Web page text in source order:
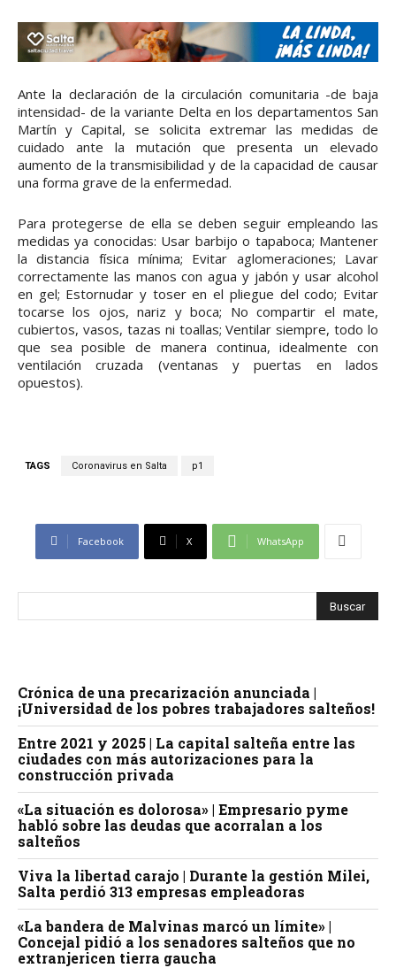
Ante la declaración de la circulación comunitaria -de baja
intensidad- de la variante Delta en los departamentos San
Martín y Capital, se solicita extremar las medidas de
cuidado ante la mutación que presenta un elevado
aumento de la transmisibilidad y de la capacidad de causar
una forma grave de la enfermedad.
Para protegerse de ella se deben seguir empleando las
medidas ya conocidas: Usar barbijo o tapaboca; Mantener
la distancia física mínima; Evitar aglomeraciones; Lavar
correctamente las manos con agua y jabón y usar alcohol
en gel; Estornudar y toser en el pliegue del codo; Evitar
tocarse los ojos, nariz y boca; No compartir el mate,
cubiertos, vasos, tazas ni toallas; Ventilar siempre, todo lo
que sea posible de manera continua, idealmente con
ventilación cruzada (ventanas y puertas en lados
opuestos).
TAGS Coronavirus en Salta p1
Facebook X WhatsApp
Crónica de una precarización anunciada |
¡Universidad de los pobres trabajadores salteños!
Entre 2021 y 2025 | La capital salteña entre las
ciudades con más autorizaciones para la
construcción privada
«La situación es dolorosa» | Empresario pyme
habló sobre las deudas que acorralan a los
salteños
Viva la libertad carajo | Durante la gestión Milei,
Salta perdió 313 empresas empleadoras
«La bandera de Malvinas marcó un límite» |
Concejal pidió a los senadores salteños que no
extranjericen tierra gaucha